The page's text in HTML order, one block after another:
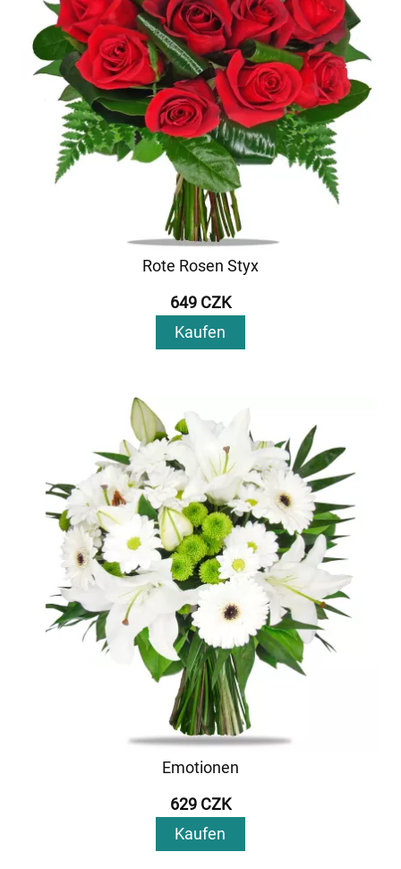
Rote Rosen Styx
649 CZK
Kaufen
Emotionen
629 CZK
Kaufen